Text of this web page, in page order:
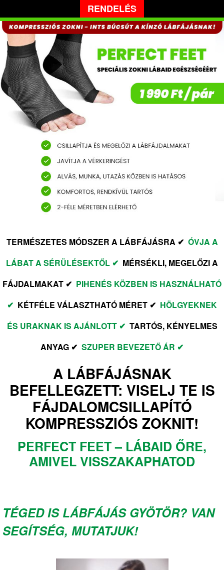
RENDELÉS
TERMÉSZETES MÓDSZER A LÁBFÁJÁSRA ✔ ÓVJA A
LÁBAT A SÉRÜLÉSEKTŐL ✔ MÉRSÉKLI, MEGELŐZI A
FÁJDALMAKAT ✔ PIHENÉS KÖZBEN IS HASZNÁLHATÓ
✔ KÉTFÉLE VÁLASZTHATÓ MÉRET ✔ HÖLGYEKNEK
ÉS URAKNAK IS AJÁNLOTT ✔ TARTÓS, KÉNYELMES
ANYAG ✔ SZUPER BEVEZETŐ ÁR ✔
A LÁBFÁJÁSNAK
BEFELLEGZETT: VISELJ TE IS
FÁJDALOMCSILLAPÍTÓ
KOMPRESSZIÓS ZOKNIT!
PERFECT FEET – LÁBAID ŐRE,
AMIVEL VISSZAKAPHATOD
TÉGED IS LÁBFÁJÁS GYÖTÖR? VAN
SEGÍTSÉG, MUTATJUK!